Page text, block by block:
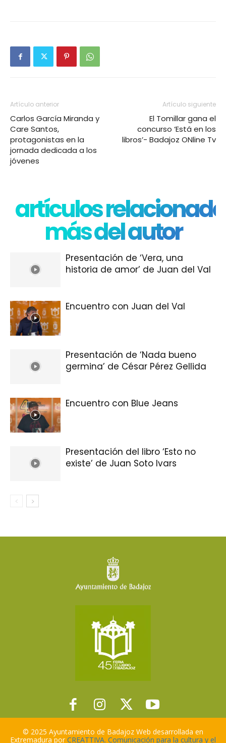
Artículo anterior
Carlos García Miranda y
Care Santos,
protagonistas en la
jornada dedicada a los
jóvenes
Artículo siguiente
El Tomillar gana el
concurso ‘Está en los
libros’- Badajoz ONline Tv
artículos
más del autor
Presentación de ‘Vera, una
historia de amor’ de Juan del Val
Encuentro con Juan del Val
Presentación de ‘Nada bueno
germina’ de César Pérez Gellida
Encuentro con Blue Jeans
Presentación del libro ‘Esto no
existe’ de Juan Soto Ivars
© 2025 Ayuntamiento de Badajoz Web desarrollada en
Extremadura porCREATTIVA. Comunicación para la cultura y el